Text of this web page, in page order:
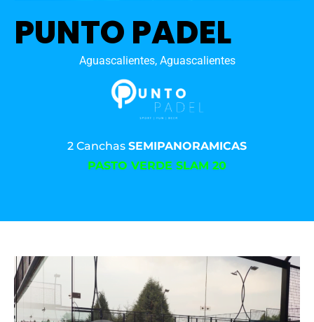
PUNTO PADEL
Aguascalientes, Aguascalientes
2 Canchas SEMIPANORAMICAS
PASTO VERDE SLAM 20